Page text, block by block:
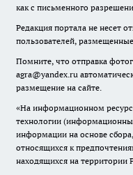
как с письменного
Редакция портала не несет
пользователей,
Помните, что отправка
agra@yandex.ru
размещение на сайте.
«На информационном
технологии
информации на основе
относящихся к
находящихся на территории